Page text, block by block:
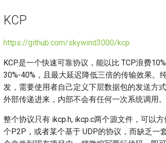
KCP
https://github.com/skywind3000/kcp
KCP是一个快速可靠协议，能以比 TCP浪费
30%-40%，且最大延迟降低三倍的传输效果。
发，需要使用者自己定义下层数据包的发送方
外部传递进来，内部不会有任何一次系统调用。
整个协议只有 ikcp.h, ikcp.c两个源文件，可以
个P2P，或者某个基于 UDP的协议，而缺乏一